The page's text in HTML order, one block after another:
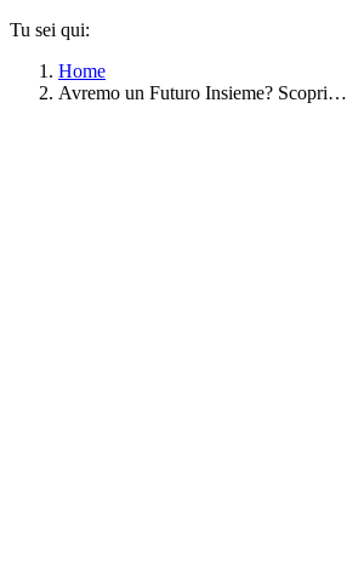
Tu sei qui:
Home
Avremo un Futuro Insieme? Scopri…